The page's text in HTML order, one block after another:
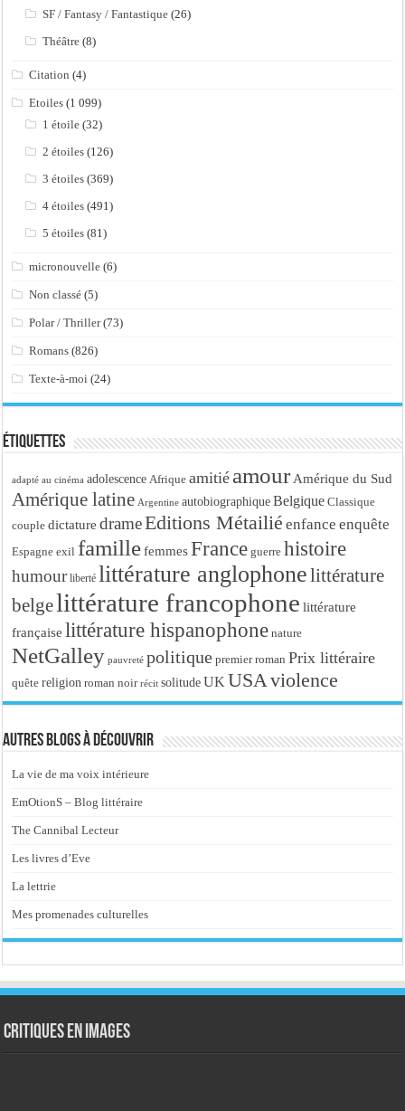
SF / Fantasy / Fantastique (26)
Théâtre (8)
Citation (4)
Etoiles (1 099)
1 étoile (32)
2 étoiles (126)
3 étoiles (369)
4 étoiles (491)
5 étoiles (81)
micronouvelle (6)
Non classé (5)
Polar / Thriller(73)
Romans (826)
Texte-à-moi (24)
Étiquettes
adapté au cinéma adolescence Afrique amitié amour Amérique du Sud
Amérique latine Argentine autobiographique Belgique Classique
couple dictature drameEditions Métailié enfance enquête
Espagne exil famille femmes France guerre histoire
humour liberté littérature anglophonelittérature
belgelittérature francophone littérature
française littérature hispanophone nature
NetGalley pauvreté politique premier roman Prix littéraire
quête religion roman noir récit solitude UK USAviolence
Autres blogs à découvrir
La vie de ma voix intérieure
EmOtionS – Blog littéraire
The Cannibal Lecteur
Les livres d’Eve
La lettrie
Mes promenades culturelles
Critiques en images